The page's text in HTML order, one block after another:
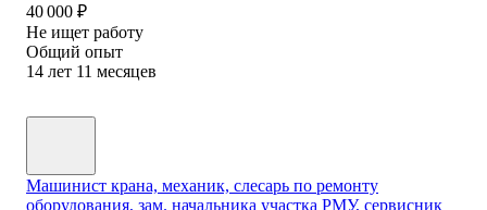
40 000 ₽
Не ищет работу
Общий опыт
14 лет 11 месяцев
Машинист крана, механик, слесарь по ремонту
оборудования, зам. начальника участка РМУ, cервисник